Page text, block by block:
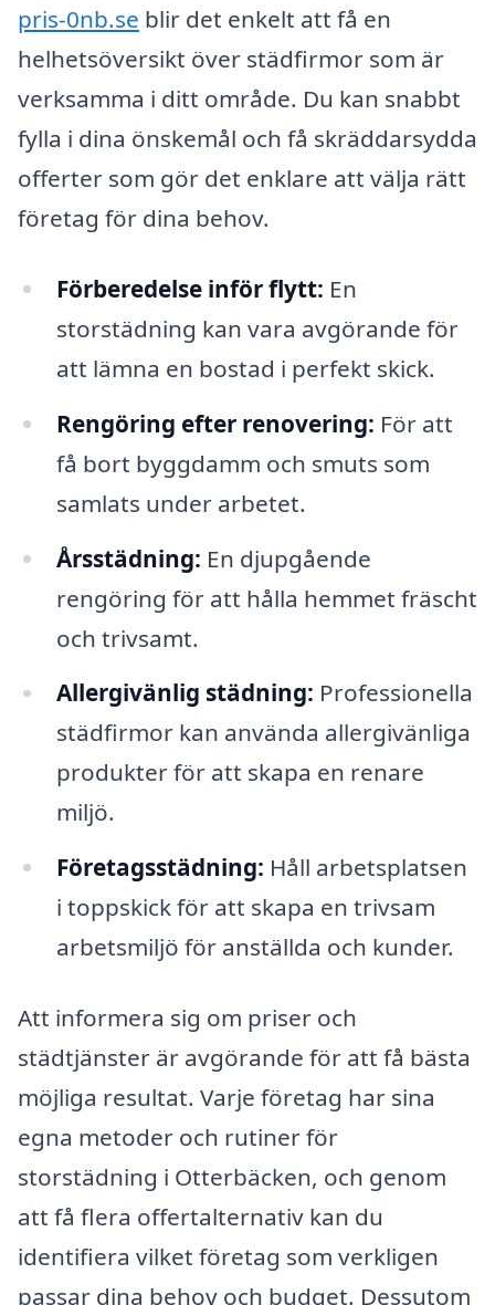
pris-0nb.se blir det enkelt att få en
helhetsöversikt över städfirmor som är
verksamma i ditt område. Du kan snabbt
fylla i dina önskemål och få skräddarsydda
offerter som gör det enklare att välja rätt
företag för dina behov.
Förberedelse inför flytt: En
storstädning kan vara avgörande för
att lämna en bostad i perfekt skick.
Rengöring efter renovering: För att
få bort byggdamm och smuts som
samlats under arbetet.
Årsstädning: En djupgående
rengöring för att hålla hemmet fräscht
och trivsamt.
Allergivänlig städning: Professionella
städfirmor kan använda allergivänliga
produkter för att skapa en renare
miljö.
Företagsstädning: Håll arbetsplatsen
i toppskick för att skapa en trivsam
arbetsmiljö för anställda och kunder.
Att informera sig om priser och
städtjänster är avgörande för att få bästa
möjliga resultat. Varje företag har sina
egna metoder och rutiner för
storstädning i Otterbäcken, och genom
att få flera offertalternativ kan du
identifiera vilket företag som verkligen
passar dina behov och budget. Dessutom